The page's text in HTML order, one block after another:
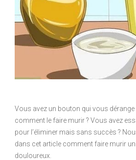
Vous avez un bouton qui vous
comment le faire murir ? Vous avez
pour l’éliminer mais sans succès ?
dans cet article comment faire murir
douloureux.